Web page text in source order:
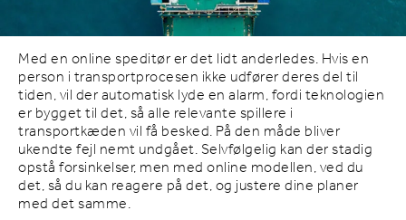
Med en online speditør er det lidt anderledes. Hvis en
person i transportprocesen ikke udfører deres del til
tiden, vil der automatisk lyde en alarm, fordi teknologien
er bygget til det, så alle relevante spillere i
transportkæden vil få besked. På den måde bliver
ukendte fejl nemt undgået. Selvfølgelig kan der stadig
opstå forsinkelser, men med online modellen, ved du
det, så du kan reagere på det, og justere dine planer
med det samme.